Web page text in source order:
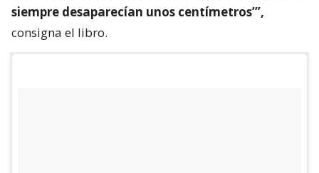
siempre desaparecían unos centímetros’”,
consigna el libro.